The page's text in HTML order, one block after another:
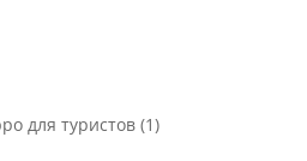
для туристов(1)